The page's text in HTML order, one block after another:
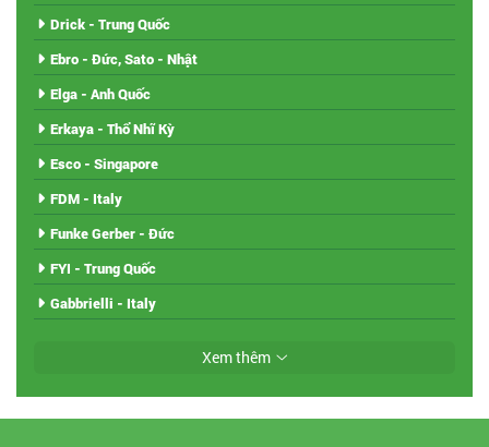
Drick - Trung Quốc
Ebro - Đức, Sato - Nhật
Elga - Anh Quốc
Erkaya - Thổ Nhĩ Kỳ
Esco - Singapore
FDM - Italy
Funke Gerber - Đức
FYI - Trung Quốc
Gabbrielli - Italy
Xem thêm